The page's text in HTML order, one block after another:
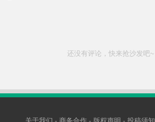
还没有评论，快来抢沙发吧~
关于我们 - 商务合作- 版权声明 - 投稿须知